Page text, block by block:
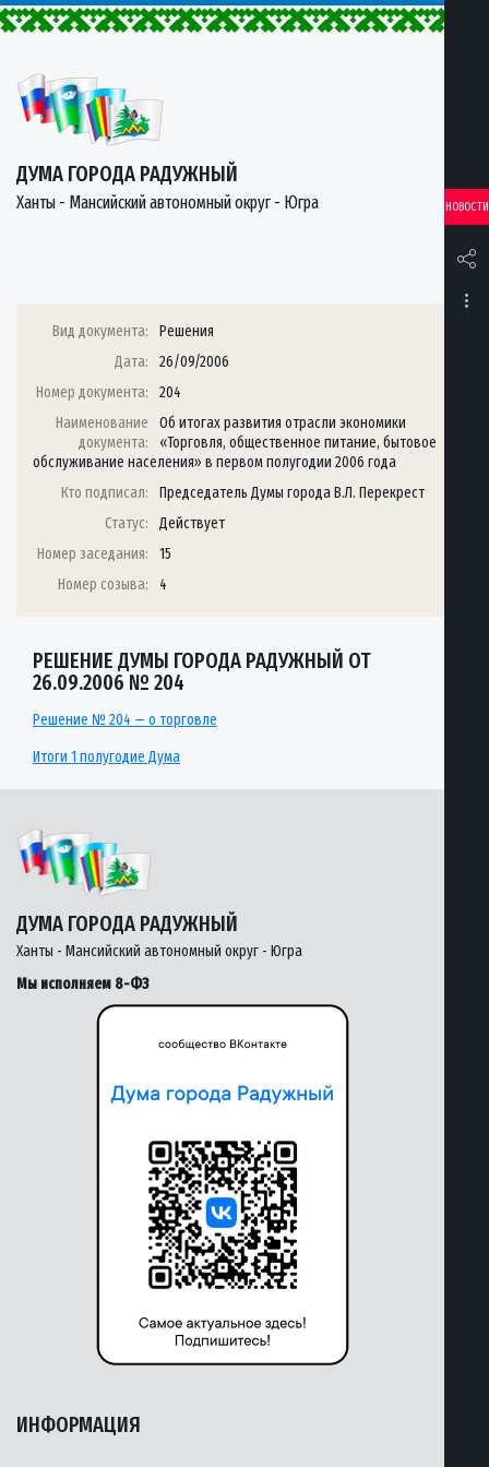
ДУМА ГОРОДА РАДУЖНЫЙ
Ханты - Мансийский автономный округ - Югра НОВОСТИ
Вид документа:
Решения
Дата:
26/09/2006
Номер документа:
204
Наименование
документа:
Об итогах развития отрасли экономики
«Торговля, общественное питание, бытовое
обслуживание населения» в первом полугодии 2006 года
Кто подписал:
Председатель Думы города В.Л. Перекрест
Статус:
Действует
Номер заседания:
15
Номер созыва:
4
РЕШЕНИЕ ДУМЫ ГОРОДА РАДУЖНЫЙ ОТ
26.09.2006 № 204
Решение № 204 — о торговле
Итоги 1 полугодие Дума
ДУМА ГОРОДА РАДУЖНЫЙ
Ханты - Мансийский автономный округ - Югра
Мы исполняем 8-ФЗ
ИНФОРМАЦИЯ